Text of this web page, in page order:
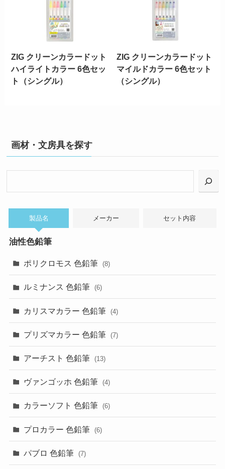
ZIG クリーンカラードット
ハイライトカラー 6色セッ
ト（シングル）
ZIG クリーンカラードット
マイルドカラー 6色セット
（シングル）
画材・文房具を探す
索
製品名 メーカー セット内容
油性色鉛筆
ポリクロモス 色鉛筆 (8)
ルミナンス 色鉛筆 (6)
カリスマカラー 色鉛筆 (4)
プリズマカラー 色鉛筆 (7)
アーチスト 色鉛筆 (13)
ヴァンゴッホ 色鉛筆 (4)
カラーソフト 色鉛筆 (6)
プロカラー 色鉛筆 (6)
パブロ 色鉛筆 (7)